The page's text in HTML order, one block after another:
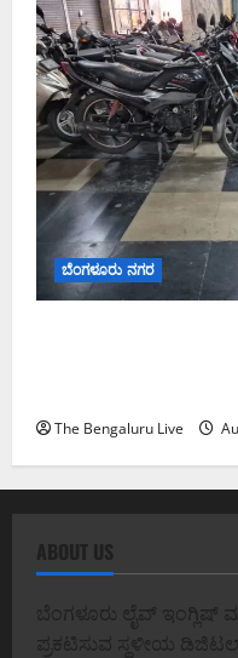
ಬೆಂಗಳೂರು ನಗರ
The Bengaluru Live
ABOUT US
ಬೆಂಗಳೂರು ಲೈವ್ ಇಂಗ್ಲಿಷ್
ಪ್ರಕಟಿಸುವ ಸ್ಥಳೀಯ